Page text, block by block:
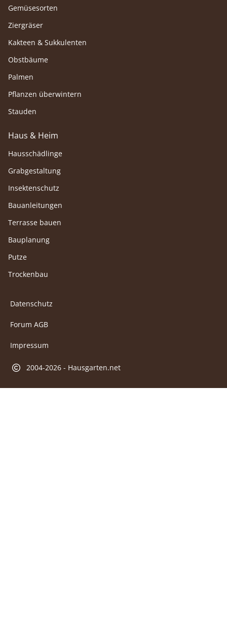
Gemüsesorten
Ziergräser
Kakteen & Sukkulenten
Obstbäume
Palmen
Pflanzen überwintern
Stauden
Haus & Heim
Hausschädlinge
Grabgestaltung
Insektenschutz
Bauanleitungen
Terrasse bauen
Bauplanung
Putze
Trockenbau
Datenschutz
Forum AGB
Impressum
2004-2026 - Hausgarten.net